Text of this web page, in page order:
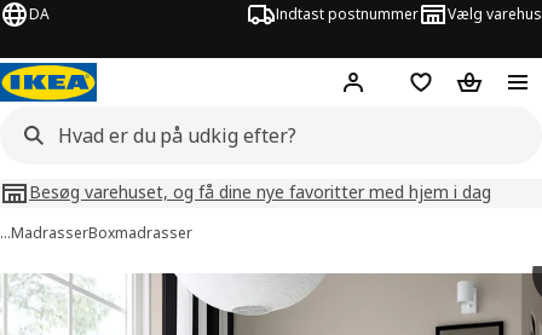
DA Indtast postnummer Vælg varehus
Hej! Log ind her
Huskeliste
Kurv
Besøg varehuset, og få dine nye favoritter med hjem i dag
…MadrasserBoxmadrasser
af RENFJÄLLET
over